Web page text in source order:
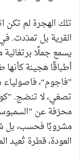
تلك الهجرة لم تكن
القرية بل تمدّدت.
يسمع جملًا
أطباقًا هجينة
”فاجوم“،
تصغي، لا تنضج.
محرّفة عن
مشروبًا فحسب، بل
العودة، قطرة تُعيد